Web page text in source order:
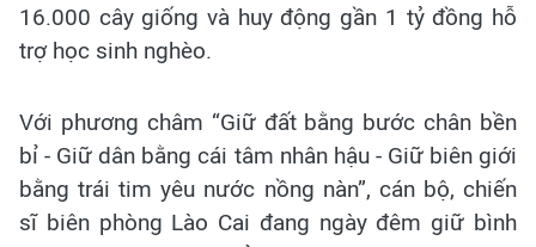
16.000 cây giống và huy động gần 1 tỷ đồng hỗ
trợ học sinh nghèo.
Với phương châm “Giữ đất bằng bước chân bền
bỉ - Giữ dân bằng cái tâm nhân hậu - Giữ biên giới
bằng trái tim yêu nước nồng nàn”, cán bộ, chiến
sĩ biên phòng Lào Cai đang ngày đêm giữ bình